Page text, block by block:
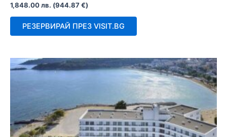
Оценено
с
0
1,848.00лв. (944.87€)
РЕЗЕРВИРАЙ ПРЕЗ VISIT.BG